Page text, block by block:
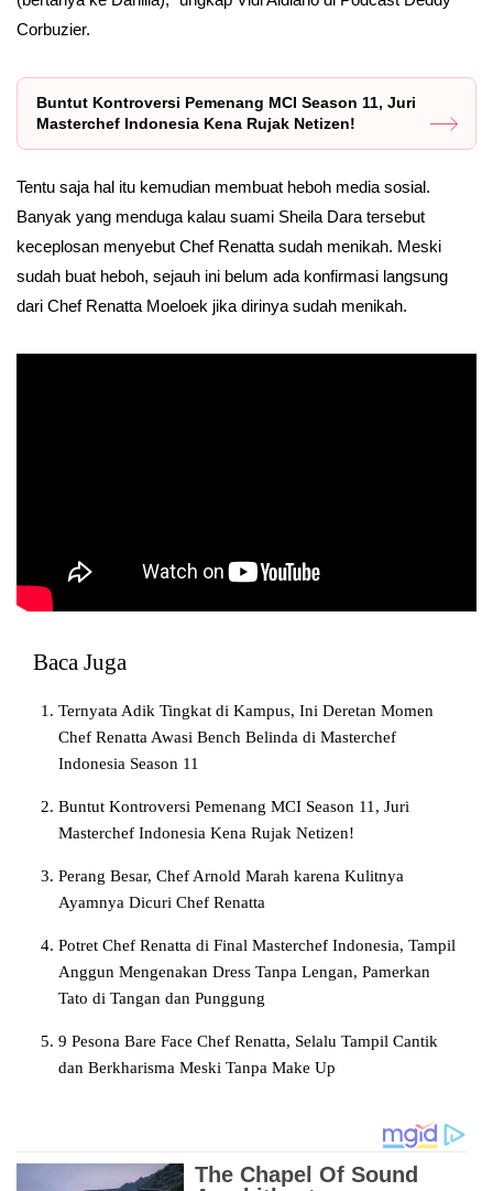
Corbuzier.
Buntut Kontroversi Pemenang MCI Season 11, Juri
Masterchef Indonesia Kena Rujak Netizen!
Tentu saja hal itu kemudian membuat heboh media sosial.
Banyak yang menduga kalau suami Sheila Dara tersebut
keceplosan menyebut Chef Renatta sudah menikah. Meski
sudah buat heboh, sejauh ini belum ada konfirmasi langsung
dari Chef Renatta Moeloek jika dirinya sudah menikah.
Baca Juga
Ternyata Adik Tingkat di Kampus, Ini Deretan Momen
Chef Renatta Awasi Bench Belinda di Masterchef
Indonesia Season 11
Buntut Kontroversi Pemenang MCI Season 11, Juri
Masterchef Indonesia Kena Rujak Netizen!
Perang Besar, Chef Arnold Marah karena Kulitnya
Ayamnya Dicuri Chef Renatta
Potret Chef Renatta di Final Masterchef Indonesia, Tampil
Anggun Mengenakan Dress Tanpa Lengan, Pamerkan
Tato di Tangan dan Punggung
9 Pesona Bare Face Chef Renatta, Selalu Tampil Cantik
dan Berkharisma Meski Tanpa Make Up